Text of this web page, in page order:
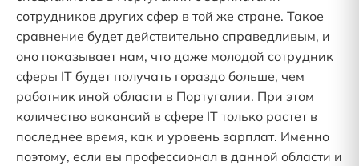
сотрудников других сфер в той же стране. Такое
сравнение будет действительно справедливым, и
оно показывает нам, что даже молодой сотрудник
сферы IT будет получать гораздо больше, чем
работник иной области в Португалии. При этом
количество вакансий в сфере IT только растет в
последнее время, как и уровень зарплат. Именно
поэтому, если вы профессионал в данной области и